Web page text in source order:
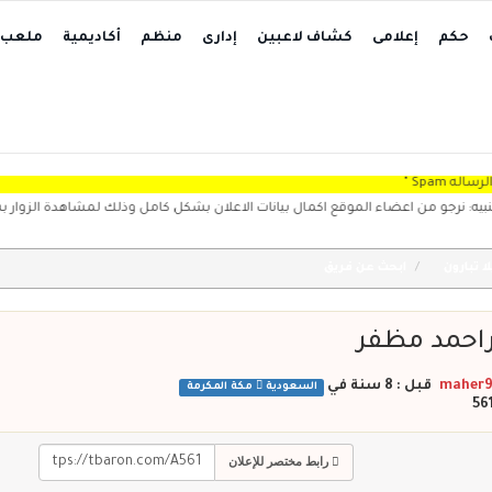
حكم إعلامى كشاف لاعبين إدارى منظم أكاديمية ملعب
من اعضاء الموقع اكمال بيانات الاعلان بشكل كامل وذلك لمشاهدة الزوار بشكل
مظفر
في السعودية مكة المكرمة
رابط مختصر للإعلان